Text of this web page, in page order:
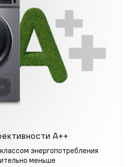
А++
энергопотребления
меньше